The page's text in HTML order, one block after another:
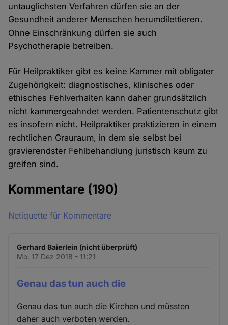
untauglichsten Verfahren dürfen sie an der
Gesundheit anderer Menschen herumdilettieren.
Ohne Einschränkung dürfen sie auch
Psychotherapie betreiben.
Für Heilpraktiker gibt es keine Kammer mit obligater
Zugehörigkeit: diagnostisches, klinisches oder
ethisches Fehlverhalten kann daher grundsätzlich
nicht kammergeahndet werden. Patientenschutz gibt
es insofern nicht. Heilpraktiker praktizieren in einem
rechtlichen Grauraum, in dem sie selbst bei
gravierendster Fehlbehandlung juristisch kaum zu
greifen sind.
Kommentare (190)
Netiquette für Kommentare
Gerhard Baierlein (nicht überprüft)
Mo. 17 Dez 2018 - 11:21
Genau das tun auch die
Genau das tun auch die Kirchen und müssten
daher auch verboten werden.